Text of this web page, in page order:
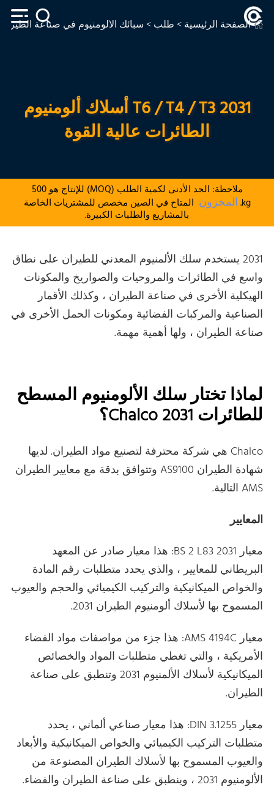
الصفحة الرئيسية> طلب> سبائك الألومنيوم في صناعة الطيران
2031 T6 / T4 / T3 أسلاك ألومنيوم
الطائرات عالية القوة
ملاحظة: الحد الأدنى لكمية الطلب (MOQ) للإنتاج هو 500
kg. المخزون المتاح في الصين مخصص للمشتريات الخاصة
بالمشاريع والطلبات الكبيرة.
2031 يستخدم سلك الألمنيوم المعدني للطيران على نطاق
واسع في الطائرات والمروحيات والصواريخ والمكونات
الهيكلية الأخرى في صناعة الطيران ، وكذلك الأقمار
الصناعية والمركبات الفضائية ومكونات الحمل الأخرى في
صناعة الطيران ، ولها أهمية مهمة.
لماذا تختار سلك الألومنيوم المسطح
للطائرات Chalco 2031؟
Chalco هي شركة محترفة لتصنيع مواد الطيران. لديها
شهادة الطيران AS9100 وتتوافق بدقة مع معايير الطيران
AMS التالية.
المعايير
معيار BS 2 L83 2031: هذا معيار صادر عن المعهد
البريطاني للمعايير ، والذي يحدد متطلبات رقم المادة
والخواص الميكانيكية والتركيب الكيميائي والحجم والعيوب
المسموح بها لأسلاك ألومنيوم الطيران 2031.
معيار AMS 4194C: هذا جزء من مواصفات مواد الفضاء
الأمريكية ، والتي تغطي متطلبات المواد والخصائص
الميكانيكية لأسلاك الألمنيوم 2031 وتنطبق على صناعة
الطيران.
معيار DIN 3.1255: هذا معيار صناعي ألماني ، يحدد
متطلبات التركيب الكيميائي والخواص الميكانيكية والأبعاد
والعيوب المسموح بها لأسلاك الطيران المصنوعة من
الألومنيوم 2031 ، وينطبق على صناعة الطيران والفضاء.